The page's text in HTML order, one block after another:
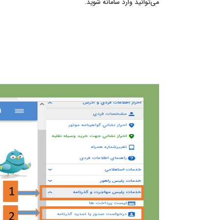
می‌توانید وارد سامانه شوید.